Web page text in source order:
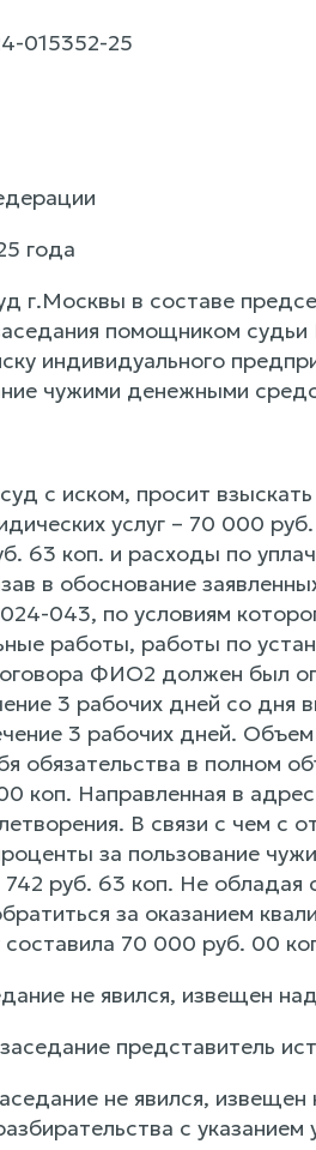
015352-25
года
г.Москвы в составе
помощником
индивидуального
чужими денежными
с иском, просит
услуг – 70 000
63 коп. и расходы по
в обоснование
043, по условиям
работы, работы по
ФИО2 должен был
3 рабочих дней со
3 рабочих дней.
обязательства в полном
коп. Направленная в
В связи с чем с
за пользование
742 руб. 63 коп. Не
за оказанием
составила 70 000 руб. 00
не явился, извещен
представитель
не явился,
с